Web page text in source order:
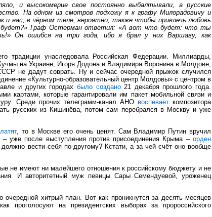
и высокомерие свое постоянно выбалтывали, а русские
На одном из смотров подхожу я к графу Милорадовичу и
нас, в чёрном теле, вероятно, также чтобы привлечь любовь
будет?» Граф Остерман ответил: «А вот что будет: что ты
Он ошибся на три года, ибо я брал у них Варшаву, как
традиции унаследовала Российская Федерации. Миллиарды,
на Украине, Игоря Додона и Владимира Воронина в Молдове,
не дадут соврать. Ну и сейчас очередной прыжок случился
«Культурно-образовательный центр Молдовы» с центром в
и других городах было создано21 декабря прошлого года.
картами, которые гарантировали им пакет мобильной связи и
Среди прочих телеграмм-канал АНО воспевает композитора
русских из Кишинёва, потом сам перебрался в Москву и уже
, то в Москве его очень ценят. Сам Владимир Путин вручил
уже после выступления против присоединения Крыма –орден
вести себя по-другому? Кстати, а за чей счёт оно вообще
не имеют ни малейшего отношения к российскому бюджету и не
И авторитетный муж певицы Сары Семендуевой, уроженец
хитрый план. Вот как проникнутся за десять месяцев
проголосуют на президентских выборах за пророссийского